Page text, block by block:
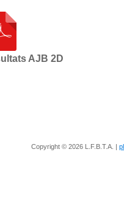
AJB 2D
Copyright © 2026 L.F.B.T.A. |